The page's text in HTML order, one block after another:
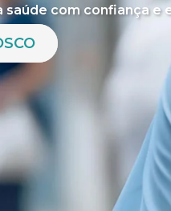
saúde com confiança e